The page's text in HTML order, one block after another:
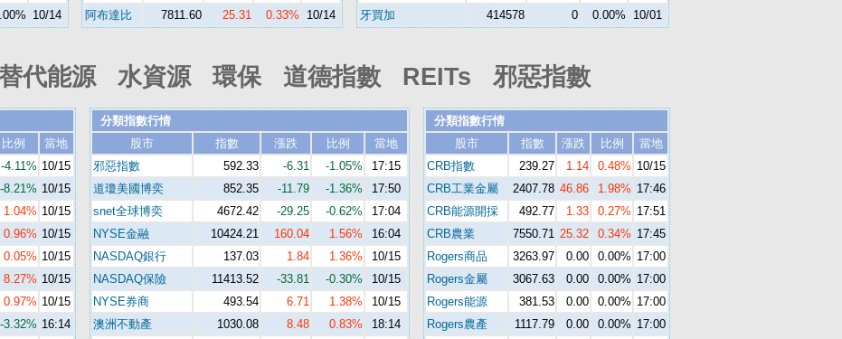
10/14
阿布達比
7811.60 25.31 0.33% 10/14
牙買加
414578 0 0.00% 10/01
代能源 水資源 環保 道德指數 REITs 邪惡指數
比例
當地
-4.11% 10/15
-8.21% 10/15
1.04% 10/15
0.96% 10/15
0.05% 10/15
8.27% 10/15
0.97% 10/15
-3.32% 16:14
分類指數行情
股市
指數 漲跌 比例
當地
邪惡指數
592.33 -6.31 -1.05%
17:15
道瓊美國博奕
852.35 -11.79 -1.36%
17:50
snet全球博奕
4672.42 -29.25 -0.62%
17:04
NYSE金融
10424.21 160.04 1.56%
16:04
NASDAQ銀行
137.03 1.84 1.36%
10/15
NASDAQ保險
11413.52 -33.81 -0.30%
10/15
NYSE券商
493.54 6.71 1.38%
10/15
澳洲不動產
1030.08 8.48 0.83%
18:14
分類指數行情
股市
指數 漲跌 比例
當地
CRB指數
239.27 1.14 0.48% 10/15
CRB工業金屬
2407.78 46.86 1.98% 17:46
CRB能源開採
492.77 1.33 0.27% 17:51
CRB農業
7550.71 25.32 0.34% 17:45
Rogers商品
3263.97 0.00 0.00% 17:00
Rogers金屬
3067.63 0.00 0.00% 17:00
Rogers能源
381.53 0.00 0.00% 17:00
Rogers農產
1117.79 0.00 0.00% 17:00